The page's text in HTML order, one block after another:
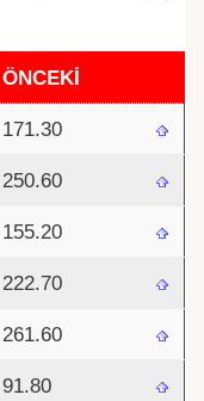
ÖNCEKİ
171.30
250.60
155.20
222.70
261.60
91.80